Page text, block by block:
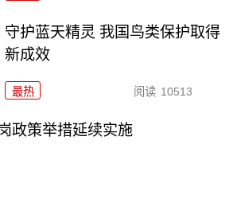
守护蓝天精灵 我国鸟类保护取得
新成效
最热 阅读 10513
政策举措延续实施